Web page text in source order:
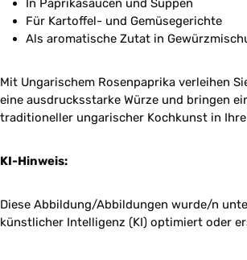
In Paprikasaucen und Suppen
Für Kartoffel- und Gemüsegerichte
Als aromatische Zutat in
Mit Ungarischem Rosenpaprika verleihen
eine ausdrucksstarke Würze und bringen
traditioneller ungarischer Kochkunst in Ihre
KI-Hinweis:
Diese Abbildung/Abbildungen wurde/n
künstlicher Intelligenz (KI) optimiert oder